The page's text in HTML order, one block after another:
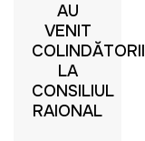
AU
VENIT
COLINDĂTORII
LA
CONSILIUL
RAIONAL